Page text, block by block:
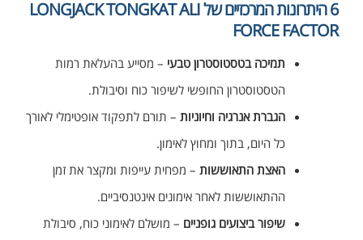
6 היתרונות המרכזיים של LONGJACK TONGKAT ALI
FORCE FACTOR
תמיכה בטסטוסטרון טבעי – מסייע בהעלאת רמות
הטסטוסטרון החופשי לשיפור כוח וסיבולת.
הגברת אנרגיה וחיוניות – תורם לתפקוד אופטימלי לאורך
כל היום, בתוך ומחוץ לאימון.
האצת התאוששות – מפחית עייפות ומקצר את זמן
ההתאוששות לאחר אימונים אינטנסיביים.
שיפור ביצועים גופניים – מושלם לאימוני כוח, סיבולת